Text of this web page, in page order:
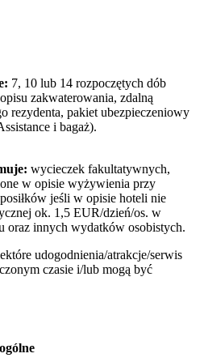
7, 10 lub 14 rozpoczętych dób
zakwaterowania, zdalną
rezydenta, pakiet ubezpieczeniowy
i bagaż).
wycieczek fakultatywnych,
w opisie wyżywienia przy
jeśli w opisie hoteli nie
ok. 1,5 EUR/dzień/os. w
oraz innych wydatków osobistych.
udogodnienia/atrakcje/serwis
czasie i/lub mogą być